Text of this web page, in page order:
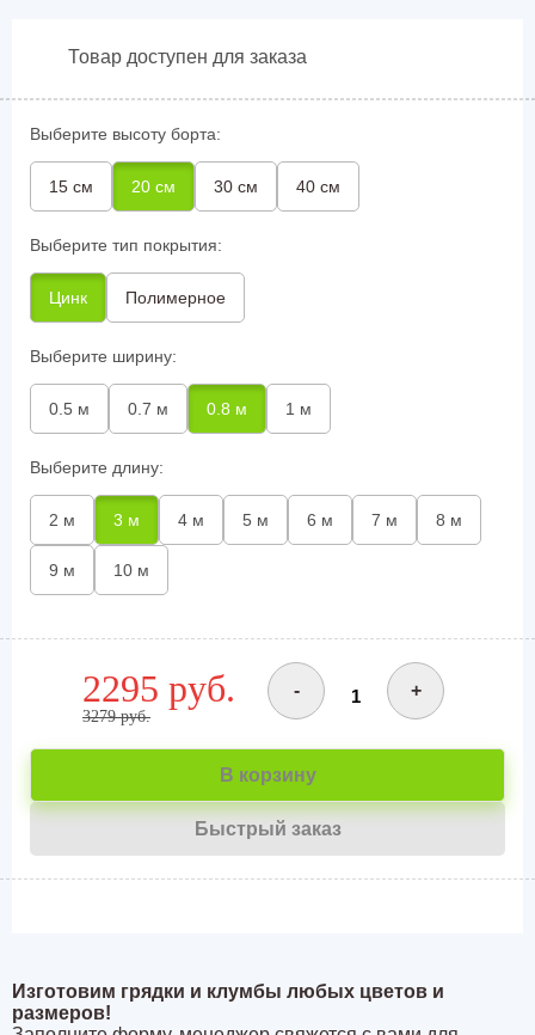
Товар доступен для заказа
Выберите высоту борта:
15 см 20 см 30 см 40 см
Выберите тип покрытия:
Цинк Полимерное
Выберите ширину:
0.5 м 0.7 м 0.8 м 1 м
Выберите длину:
2 м 3 м 4 м 5 м 6 м 7 м 8 м
9 м 10 м
2295 руб.
3279 руб.
- +
Быстрый заказ
В корзину
Изготовим грядки и клумбы любых цветов и
размеров!